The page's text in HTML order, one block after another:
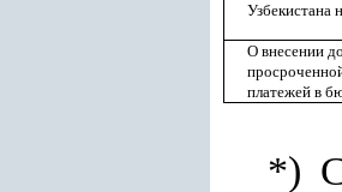
Узбекистана
О внесении
платежей в
*)